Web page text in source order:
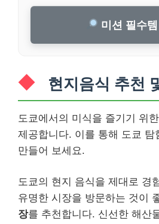
미션 필수
현지음식 추천
도쿄에서의 미식을 즐기기 위
제공합니다. 이를 통해 도쿄 탐
만들어 보세요.
도쿄의 현지 음식을 제대로 경
유명한 시장을 방문하는 것이
장를 추천합니다. 신선한 해산